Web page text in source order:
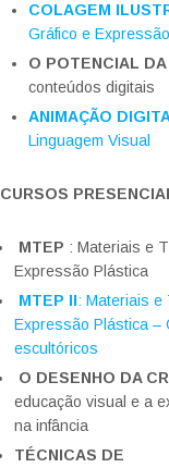
COLAGEM
Gráfico e
O POTENCIAL DA
conteúdos digitais
ANIMAÇÃO
Linguagem Visual
CURSOS
MTEP : Materiais e
Expressão Plástica
MTEP II: Materiais e
Expressão Plástica –
escultóricos
O DESENHO DA
educação visual e a
na infância
TÉCNICAS DE